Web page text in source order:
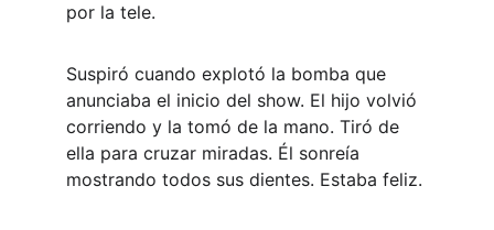
por la tele.
Suspiró cuando explotó la bomba que
anunciaba el inicio del show. El hijo volvió
corriendo y la tomó de la mano. Tiró de
ella para cruzar miradas. Él sonreía
mostrando todos sus dientes. Estaba feliz.